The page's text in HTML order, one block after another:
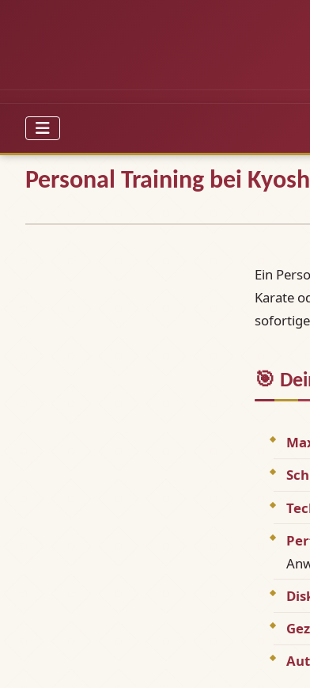
Personal Training bei
Ein
Karate
🎯